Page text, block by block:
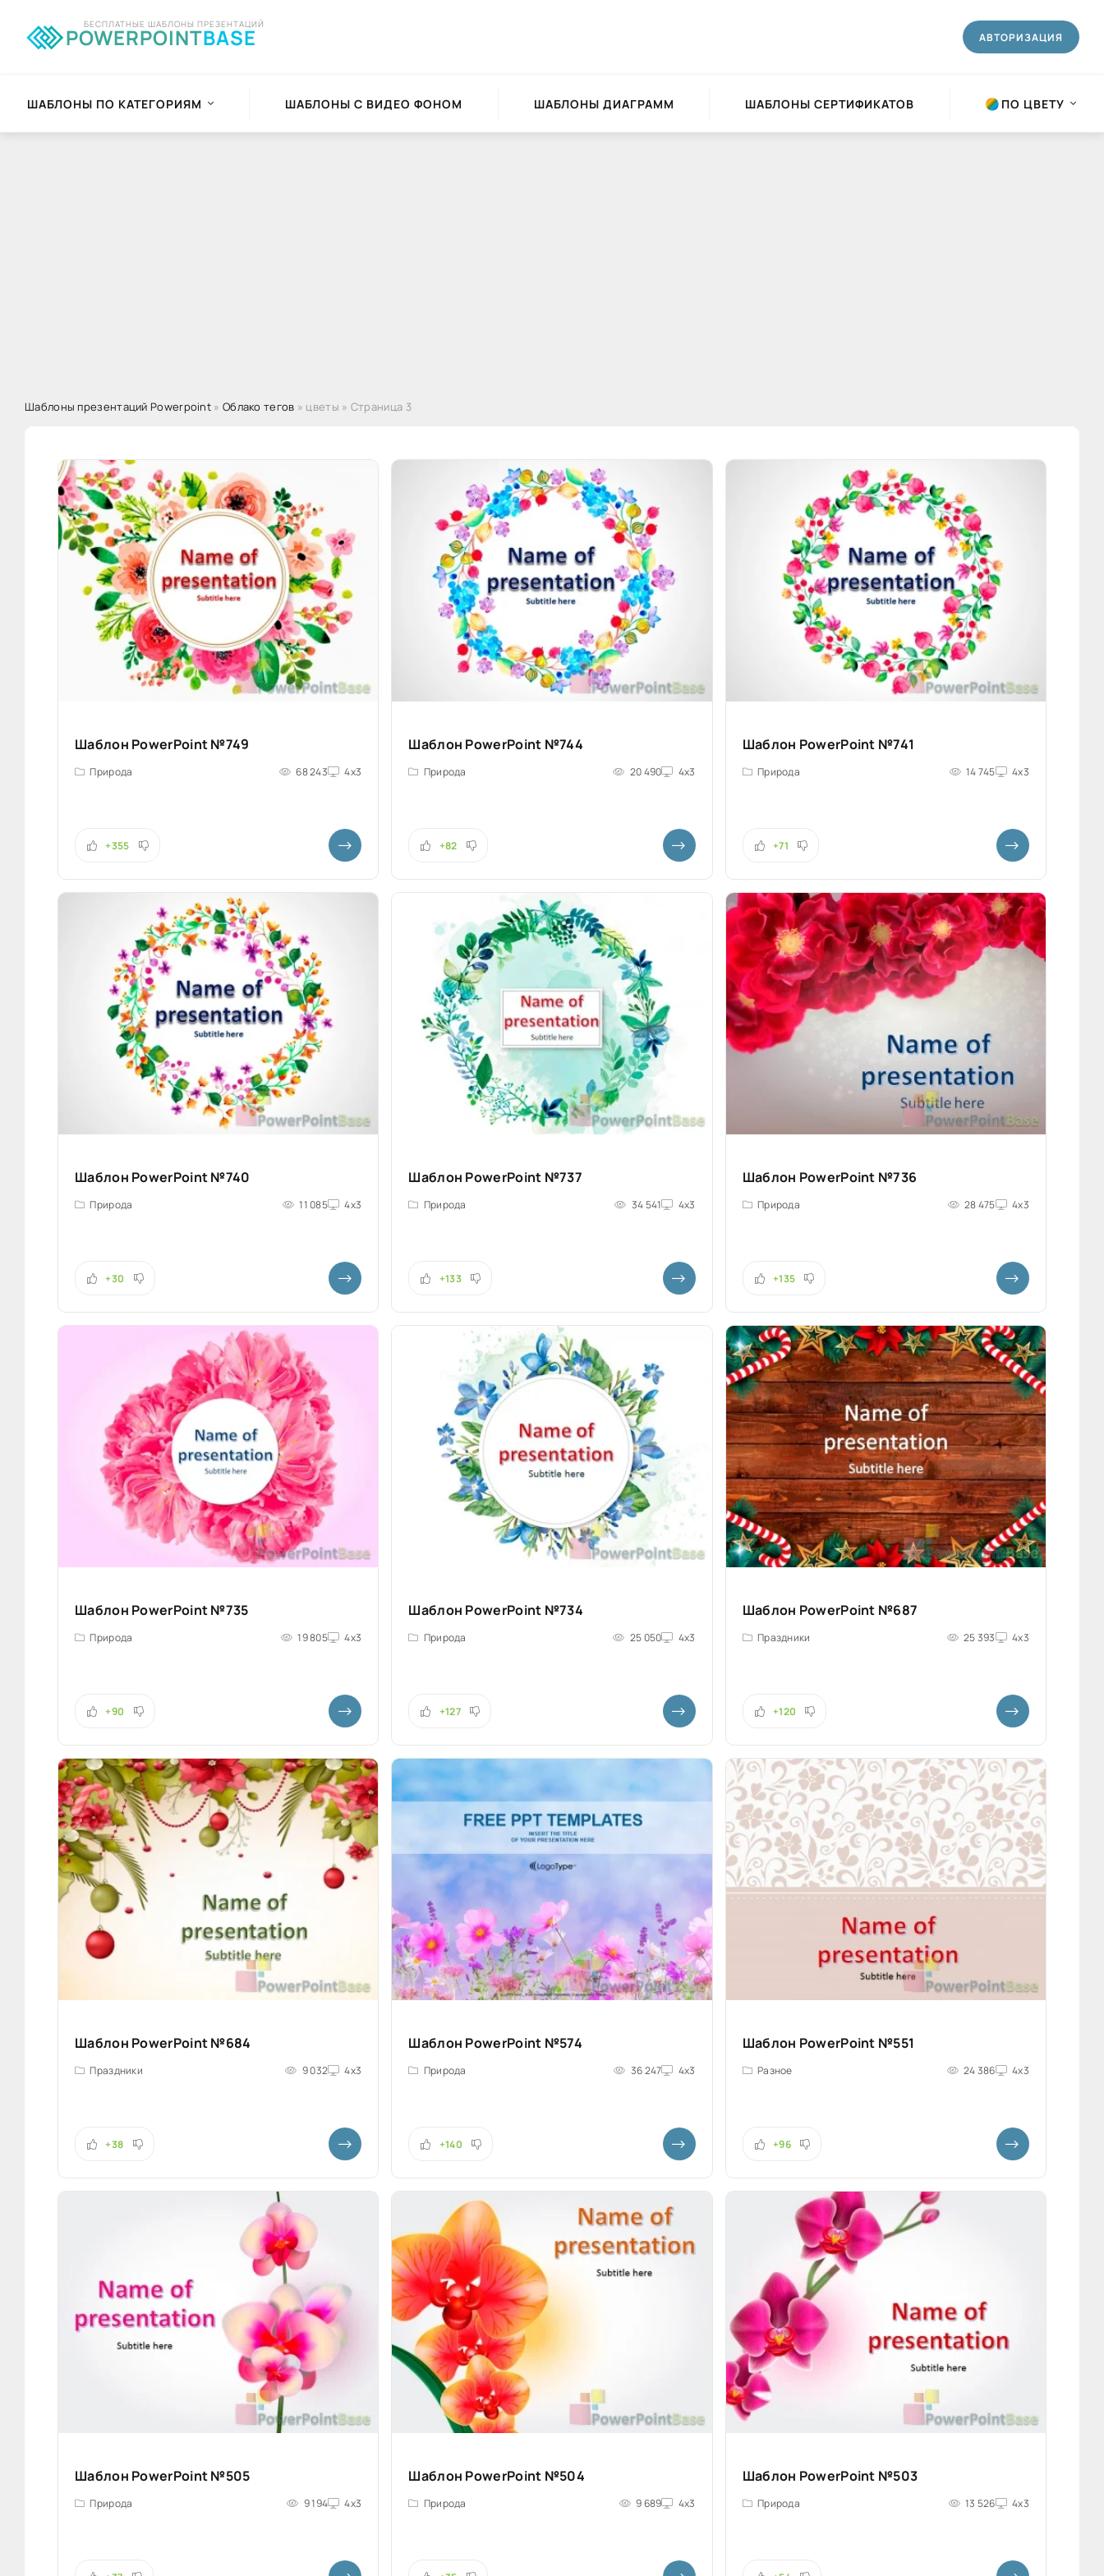
POWERPOINTBASE
БЕСПЛАТНЫЕ ШАБЛОНЫ ПРЕЗЕНТАЦИЙ
АВТОРИЗАЦИЯ
ШАБЛОНЫ ПО КАТЕГОРИЯМ ШАБЛОНЫ С ВИДЕО ФОНОМ ШАБЛОНЫ ДИАГРАММ ШАБЛОНЫ СЕРТИФИКАТО ПО ЦВЕТУ
Шаблоны презентаций Powerpoint » Облако тего » цветы » Страница 3
Шаблон PowerPoint №749
Природа 68 243 4x3
+355
Шаблон PowerPoint №744
Природа 20 490 4x3
+82
Шаблон PowerPoint №741
Природа 14 745 4x3
+71
Шаблон PowerPoint №740
Природа 11 085 4x3
+30
Шаблон PowerPoint №737
Природа 34 541 4x3
+133
Шаблон PowerPoint №736
Природа 28 475 4x3
+135
Шаблон PowerPoint №735
Природа 19 805 4x3
+90
Шаблон PowerPoint №734
Природа 25 050 4x3
+127
Шаблон PowerPoint №687
Праздники 25 393 4x3
+120
Шаблон PowerPoint №684
Праздники 9 032 4x3
+38
Шаблон PowerPoint №574
Природа 36 247 4x3
+140
Шаблон PowerPoint №551
Разное 24 386 4x3
+96
Шаблон PowerPoint №505
Природа 9 194 4x3
Шаблон PowerPoint №504
Природа 9 689 4x3
Шаблон PowerPoint №503
Природа 13 526 4x3